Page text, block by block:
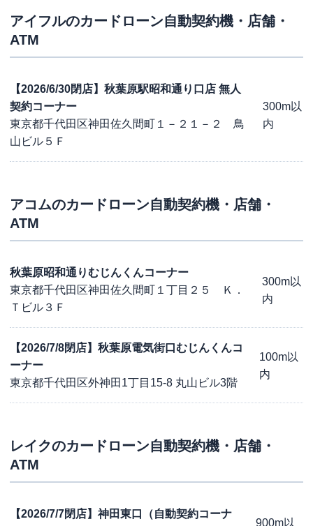
アイフルのカードローン自動契約機・店舗・
ATM
【2026/6/30閉店】秋葉原駅昭和通り口店 無人
契約コーナー
東京都千代田区神田佐久間町１－２１－２ 鳥
山ビル５Ｆ
300m以
内
アコムのカードローン自動契約機・店舗・
ATM
秋葉原昭和通りむじんくんコーナー
東京都千代田区神田佐久間町１丁目２５ Ｋ．
Ｔビル３Ｆ
300m以
内
【2026/7/8閉店】秋葉原電気街口むじんくんコ
ーナー
東京都千代田区外神田1丁目15-8 丸山ビル3階
100m以
内
レイクのカードローン自動契約機・店舗・
ATM
【2026/7/7閉店】神田東口（自動契約コーナ
900m以